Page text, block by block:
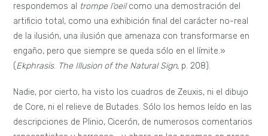
respondemos al trompe l’oeilcomo una demostración del
artificio total, como una exhibición final del carácter no-real
de la ilusión, una ilusión que amenaza con transformarse en
engaño, pero que siempre se queda sólo en el límite.»
(Ekphrasis. The Illusion of the Natural Sign, p. 208).
Nadie, por cierto, ha visto los cuadros de Zeuxis, ni el dibujo
de Core, ni el relieve de Butades. Sólo los hemos leído en las
descripciones de Plinio, Cicerón, de numerosos comentarios